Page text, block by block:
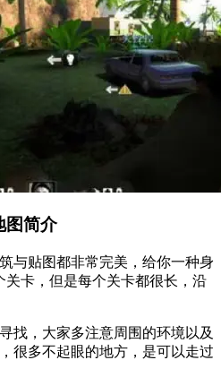
图简介
与贴图都非常完美，给你一种身
关卡，但是每个关卡都很长，沿
找，大家多注意周围的环境以及
很多不起眼的地方，是可以走过